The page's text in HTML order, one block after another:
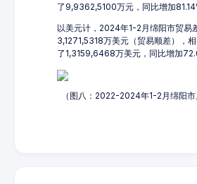
了9,9362,5100万元，同比增加
以美元计，2024年1-2月绵阳市贸易
3,1271,5318万美元（贸易顺差），
了1,3159,6468万美元，同比增加
（图八：2022-2024年1-2月绵阳市